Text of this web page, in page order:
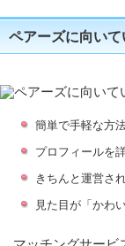
ペアーズに向いて
簡単で手軽な方
プロフィールを
きちんと運営さ
見た目が「かわ